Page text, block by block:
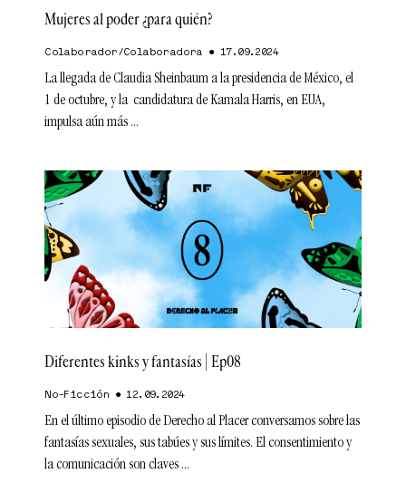
Mujeres al poder ¿para quién?
Colaborador/Colaboradora 17.09.2024
La llegada de Claudia Sheinbaum a la presidencia de México, el
1 de octubre, y la candidatura de Kamala Harris, en EUA,
impulsa aún más
Diferentes kinks y fantasías | Ep08
No-Ficción 12.09.2024
En el último episodio de Derecho al Placer conversamos sobre las
fantasías sexuales, sus tabúes y sus límites. El consentimiento y
la comunicación son claves